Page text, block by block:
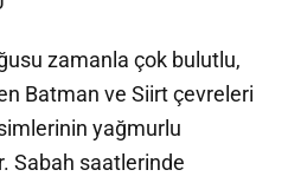
zamanla çok bulutlu,
Batman ve Siirt çevreleri
yağmurlu
Sabah saatlerinde